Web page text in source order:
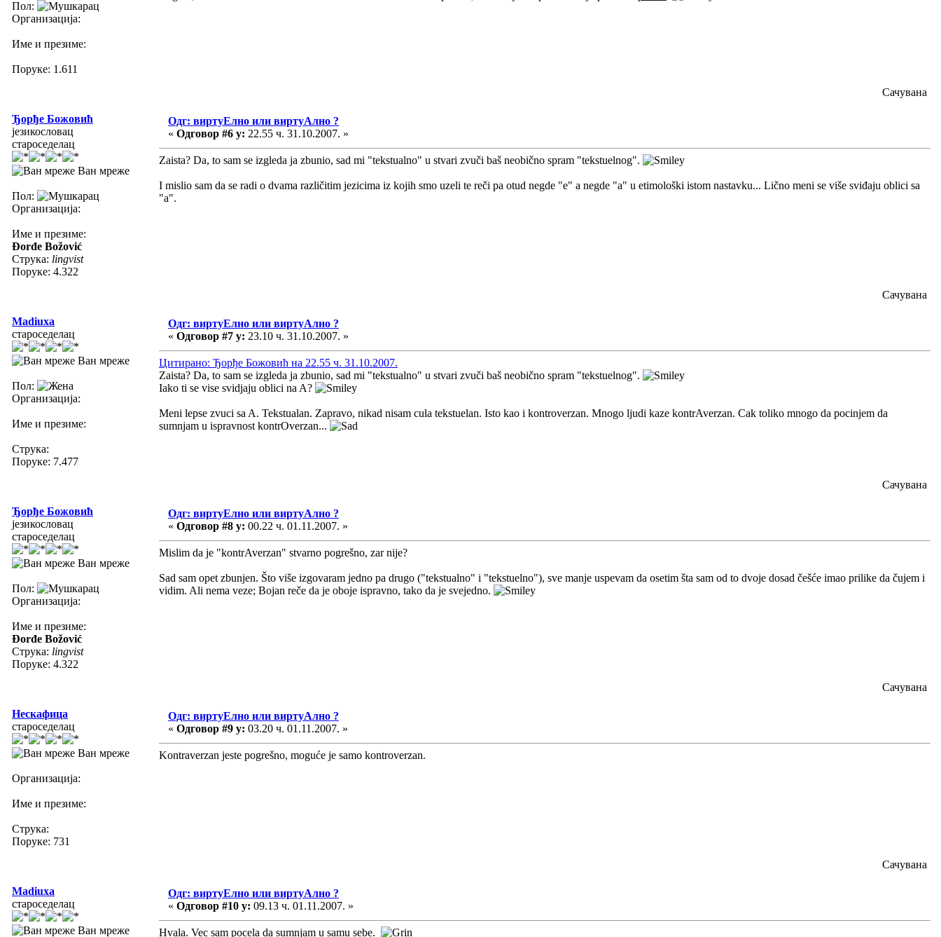
Пол:
Организација:
Име и презиме:
Поруке: 1.611
Сачувана
Ђорђе Божовић
језикословац
староседелац
Ван мреже
Пол:
Организација:
Име и презиме:
Đorđe Božović
Струка: lingvist
Поруке: 4.322
Одг: виртуЕлно или виртуАлно ?
« Одговор #6 у: 22.55 ч. 31.10.2007. »
Zaista? Da, to sam se izgleda ja zbunio, sad mi "tekstualno" u stvari zvuči baš neobično spram "tekstuelnog".
I mislio sam da se radi o dvama različitim jezicima iz kojih smo uzeli te reči pa otud negde "e" a negde "a" u etimološki istom nastavku... Lično meni se više sviđaju oblici sa
"a".
Сачувана
Madiuxa
староседелац
Ван мреже
Пол:
Организација:
Име и презиме:
Струка:
Поруке: 7.477
Одг: виртуЕлно или виртуАлно ?
« Одговор #7 у: 23.10 ч. 31.10.2007. »
Цитирано: Ђорђе Божовић на 22.55 ч. 31.10.2007.
Zaista? Da, to sam se izgleda ja zbunio, sad mi "tekstualno" u stvari zvuči baš neobično spram "tekstuelnog".
Iako ti se vise svidjaju oblici na A?
Meni lepse zvuci sa A. Tekstualan. Zapravo, nikad nisam cula tekstuelan. Isto kao i kontroverzan. Mnogo ljudi kaze kontrAverzan. Cak toliko mnogo da pocinjem da
sumnjam u ispravnost kontrOverzan...
Сачувана
Ђорђе Божовић
језикословац
староседелац
Ван мреже
Пол:
Организација:
Име и презиме:
Đorđe Božović
Струка: lingvist
Поруке: 4.322
Одг: виртуЕлно или виртуАлно ?
« Одговор #8 у: 00.22 ч. 01.11.2007. »
Mislim da je "kontrAverzan" stvarno pogrešno, zar nije?
Sad sam opet zbunjen. Što više izgovaram jedno pa drugo ("tekstualno" i "tekstuelno"), sve manje uspevam da osetim šta sam od to dvoje dosad češće imao prilike da čujem i
vidim. Ali nema veze; Bojan reče da je oboje ispravno, tako da je svejedno.
Сачувана
Нескафица
староседелац
Ван мреже
Организација:
Име и презиме:
Струка:
Поруке: 731
Одг: виртуЕлно или виртуАлно ?
« Одговор #9 у: 03.20 ч. 01.11.2007. »
Kontraverzan jeste pogrešno, moguće je samo kontroverzan.
Сачувана
Madiuxa
староседелац
Ван мреже
Одг: виртуЕлно или виртуАлно ?
« Одговор #10 у: 09.13 ч. 01.11.2007. »
Hvala. Vec sam pocela da sumnjam u samu sebe.